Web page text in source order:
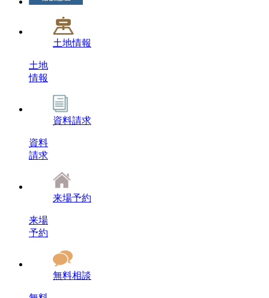
土地情報
土地
情報
資料請求
資料
請求
来場予約
来場
予約
無料相談